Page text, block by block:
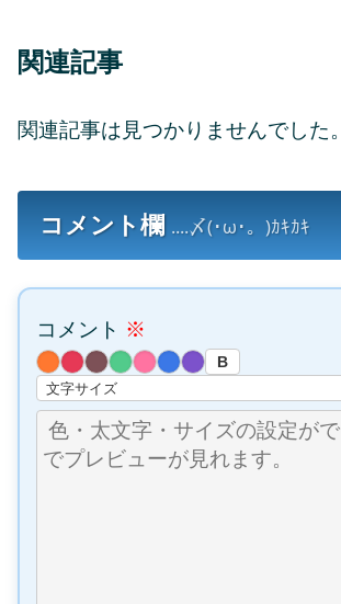
関連記事
関連記事は見つかりませんでした。
コメント欄 ....〆(･ω･。)ｶｷｶｷ
コメント ※
B